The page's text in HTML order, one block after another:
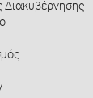
Διακυβέρνησης